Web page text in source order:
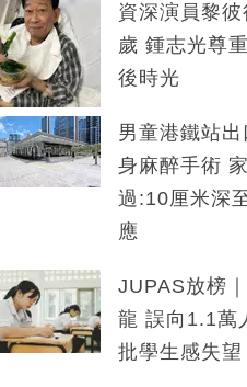
資深演員黎
歲 鍾志光尊
後時光
男童港鐵站
身麻醉手術
過:10厘米深
應
JUPAS放榜
龍 誤向1.1萬
批學生感失